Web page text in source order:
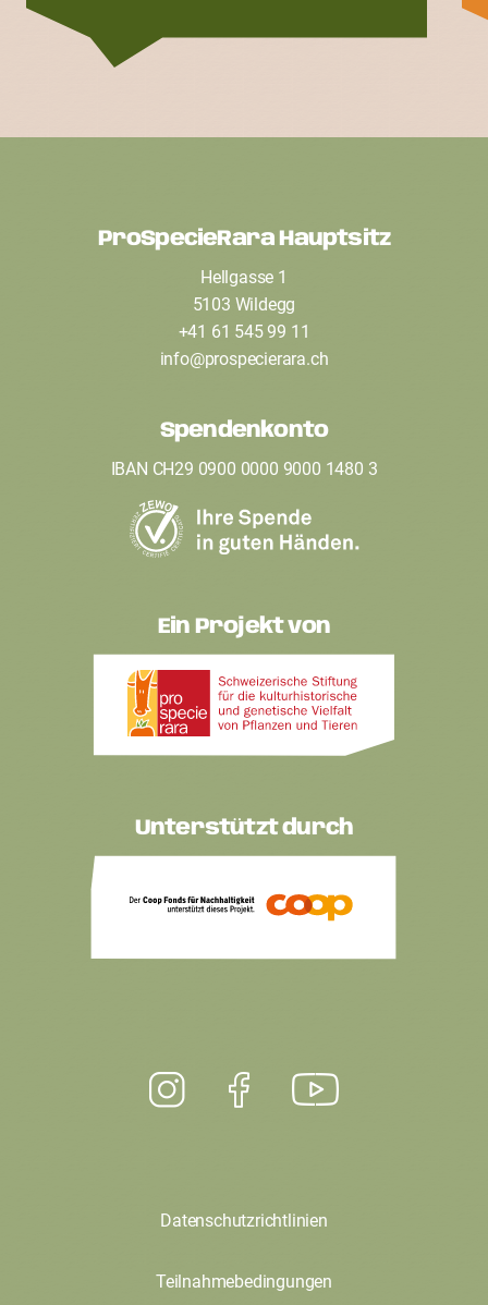
ProSpecieRara Hauptsitz
Hellgasse 1
5103 Wildegg
+41 61 545 99 11
info@prospecierara.ch
Spendenkonto
IBAN CH29 0900 0000 9000 1480 3
Ein Projekt von
Unterstützt durch
Datenschutzrichtlinien
Teilnahmebedingungen